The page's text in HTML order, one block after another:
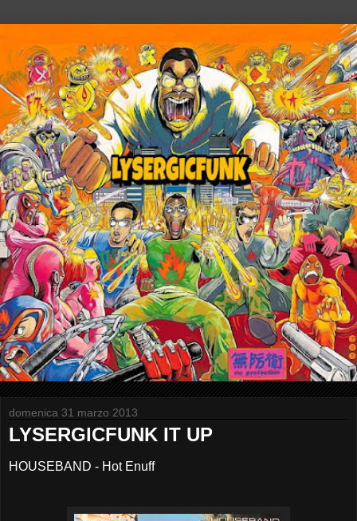
domenica 31 marzo 2013
LYSERGICFUNK IT UP
HOUSEBAND - Hot Enuff